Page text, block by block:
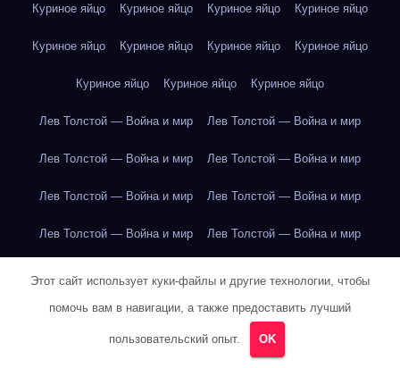
Куриное яйцо Куриное яйцо Куриное яйцо Куриное яйцо
Куриное яйцо Куриное яйцо Куриное яйцо Куриное яйцо
Куриное яйцо Куриное яйцо Куриное яйцо
Лев Толстой — Война и мир Лев Толстой — Война и мир
Лев Толстой — Война и мир Лев Толстой — Война и мир
Лев Толстой — Война и мир Лев Толстой — Война и мир
Лев Толстой — Война и мир Лев Толстой — Война и мир
Лев Толстой — Война и мир Лев Толстой — Война и мир
Лев Толстой — Война и мир Лев Толстой — Война и мир
Этот сайт использует куки-файлы и другие технологии, чтобы
помочь вам в навигации, а также предоставить лучший
пользовательский опыт. OK